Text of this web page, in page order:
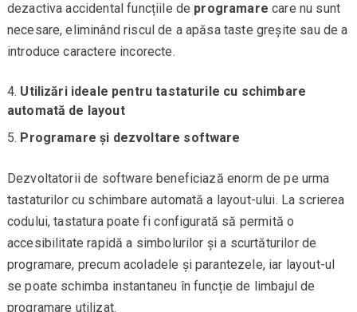
dezactiva accidental funcțiile de programare care nu sunt
necesare, eliminând riscul de a apăsa taste greșite sau de a
introduce caractere incorecte.
Utilizări ideale pentru tastaturile cu schimbare
automată de layout
Programare și dezvoltare software
Dezvoltatorii de software beneficiază enorm de pe urma
tastaturilor cu schimbare automată a layout-ului. La scrierea
codului, tastatura poate fi configurată să permită o
accesibilitate rapidă a simbolurilor și a scurtăturilor de
programare, precum acoladele și parantezele, iar layout-ul
se poate schimba instantaneu în funcție de limbajul de
programare utilizat.